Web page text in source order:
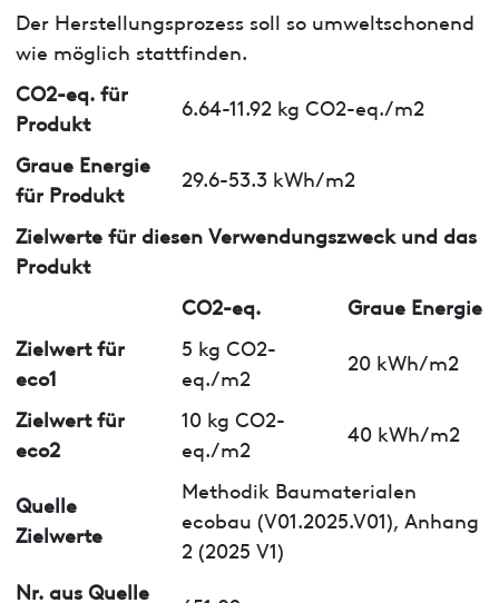
Der Herstellungsprozess soll so umweltschonend
wie möglich stattfinden.
CO2-eq. für
Produkt
6.64-11.92 kg CO2-eq./m2
Graue Energie
für Produkt
29.6-53.3 kWh/m2
Zielwerte für diesen Verwendungszweck und das
Produkt
CO2-eq.
Graue Energie
Zielwert für
eco1
5 kg CO2-
eq./m2
20 kWh/m2
Zielwert für
eco2
10 kg CO2-
eq./m2
40 kWh/m2
Quelle
Zielwerte
Methodik Baumaterialen
ecobau (V01.2025.V01), Anhang
2 (2025 V1)
Nr. aus Quelle